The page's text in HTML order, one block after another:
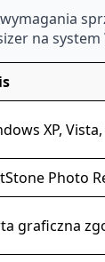
na
XP,
Photo
graficzna